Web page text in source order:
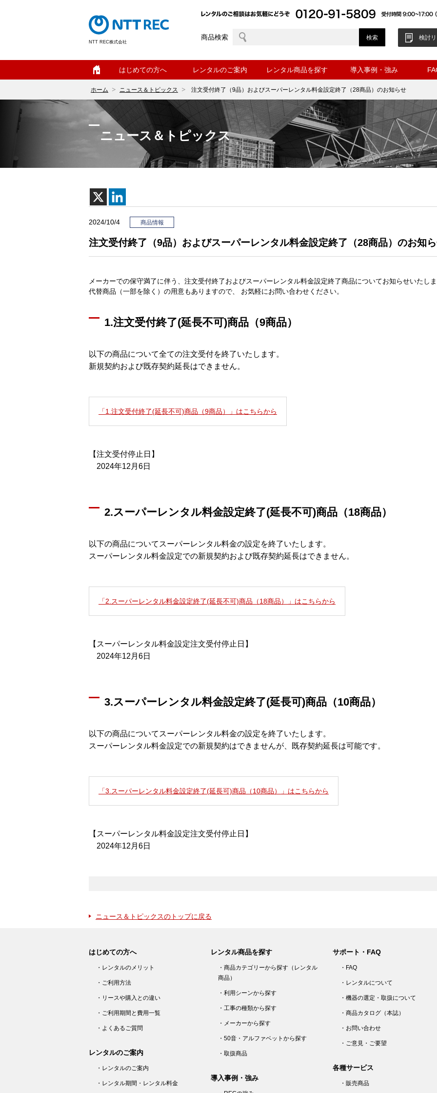
NTT REC株式会社
商品検索 検討
はじめての方へ レンタルのご案内 レンタル商品を探す 導入事例・強み
ホーム ニュース＆トピックス 注文受付終了（9品）およびスーパーレンタル料金設定終了（28商品）のお知らせ
ニュース＆トピックス
2024/10/4 商品情報
注文受付終了（9品）およびスーパーレンタル料金設定終了（28商品）のお知
メーカーでの保守満了に伴う、注文受付終了およびスーパーレンタル料金設定終了商品についてお知らせいたし
代替商品（一部を除く）の用意もありますので、 お気軽にお問い合わせください。
1.注文受付終了(延長不可)商品（9商品）
以下の商品について全ての注文受付を終了いたします。
新規契約および既存契約延長はできません。
「1.注文受付終了(延長不可)商品（9商品）」はこちらから
【注文受付停止日】
2024年12月6日
2.スーパーレンタル料金設定終了(延長不可)商品（18商品）
以下の商品についてスーパーレンタル料金の設定を終了いたします。
スーパーレンタル料金設定での新規契約および既存契約延長はできません。
「2.スーパーレンタル料金設定終了(延長不可)商品（18商品）」はこちらから
【スーパーレンタル料金設定注文受付停止日】
2024年12月6日
3.スーパーレンタル料金設定終了(延長可)商品（10商品）
以下の商品についてスーパーレンタル料金の設定を終了いたします。
スーパーレンタル料金設定での新規契約はできませんが、既存契約延長は可能です。
「3.スーパーレンタル料金設定終了(延長可)商品（10商品）」はこちらから
【スーパーレンタル料金設定注文受付停止日】
2024年12月6日
ニュース＆トピックスのトップに戻る
はじめての方へ
・レンタルのメリット
・ご利用方法
・リースや購入との違い
・ご利用期間と費用一覧
・よくあるご質問
レンタルのご案内
・レンタルのご案内
・レンタル期間・レンタル料金
レンタル商品を探す
・商品カテゴリーから探す（レンタル
商品）
・利用シーンから探す
・工事の種類から探す
・メーカーから探す
・50音・アルファベットから探す
・取扱商品
導入事例・強み
サポート・FAQ
・FAQ
・レンタルについて
・機器の選定・取扱について
・商品カタログ（本誌）
・お問い合わせ
・ご意見・ご要望
各種サービス
・販売商品